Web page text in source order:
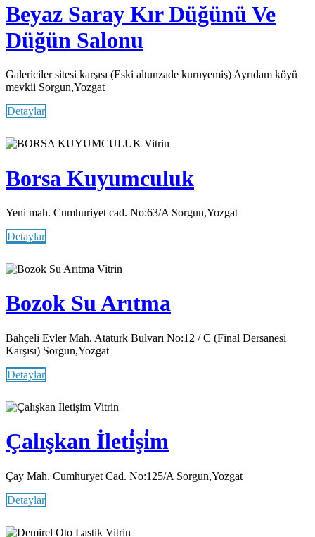
Beyaz Saray Kır Düğünü Ve
Düğün Salonu
Galericiler sitesi karşısı (Eski altunzade kuruyemiş) Ayrıdam köyü
mevkii Sorgun,Yozgat
Detaylar
Vitrin
Borsa Kuyumculuk
Yeni mah. Cumhuriyet cad. No:63/A Sorgun,Yozgat
Detaylar
Vitrin
Bozok Su Arıtma
Bahçeli Evler Mah. Atatürk Bulvarı No:12 / C (Final Dersanesi
Karşısı) Sorgun,Yozgat
Detaylar
Vitrin
Çalışkan İleti̇şi̇m
Çay Mah. Cumhuryet Cad. No:125/A Sorgun,Yozgat
Detaylar
Vitrin